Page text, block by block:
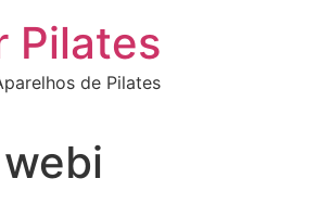
Pilates
de Pilates
webi